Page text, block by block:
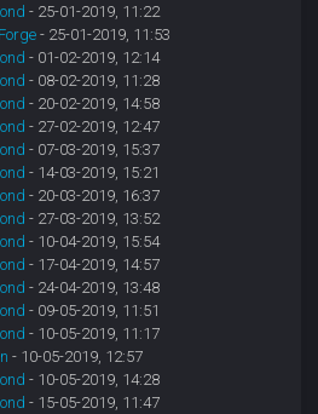
- 25-01-2019, 11:22
- 25-01-2019, 11:53
- 01-02-2019, 12:14
- 08-02-2019, 11:28
- 20-02-2019, 14:58
- 27-02-2019, 12:47
- 07-03-2019, 15:37
- 14-03-2019, 15:21
- 20-03-2019, 16:37
- 27-03-2019, 13:52
- 10-04-2019, 15:54
- 17-04-2019, 14:57
- 24-04-2019, 13:48
- 09-05-2019, 11:51
- 10-05-2019, 11:17
- 10-05-2019, 12:57
- 10-05-2019, 14:28
- 15-05-2019, 11:47